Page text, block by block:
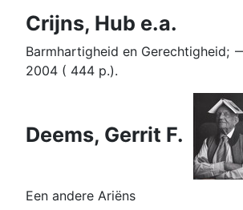
Crijns, Hub e.a.
Barmhartigheid en Gerechtigheid;
2004 ( 444 p.).
Deems, Gerrit F.
Een andere Ariëns